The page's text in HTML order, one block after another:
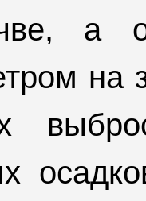
а
на